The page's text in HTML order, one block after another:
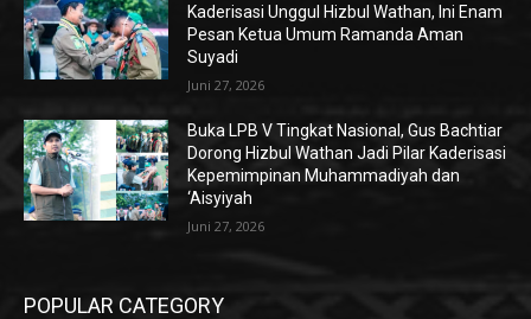
Kaderisasi Unggul Hizbul Wathan, Ini Enam
Pesan Ketua Umum Ramanda Aman
Suyadi
Juni 27, 2026
Buka LPB V Tingkat Nasional, Gus Bachtiar
Dorong Hizbul Wathan Jadi Pilar Kaderisasi
Kepemimpinan Muhammadiyah dan
‘Aisyiyah
Juni 27, 2026
POPULAR CATEGORY